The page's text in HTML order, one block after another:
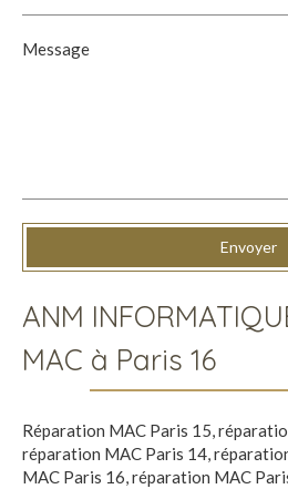
Message
Envoyer
ANM
MAC à Paris 16
Réparation MAC Paris 15,
réparation MAC Paris 14,
MAC Paris 16,réparation MAC